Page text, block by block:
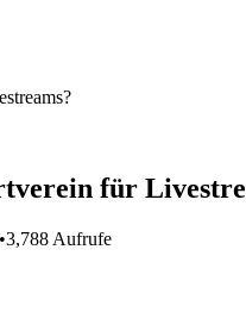
für
•3,788 Aufrufe